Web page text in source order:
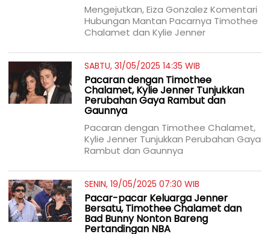
Mengejutkan, Eiza Gonzalez Komentari
Hubungan Mantan Pacarnya Timothee
Chalamet dan Kylie Jenner
SABTU, 31/05/2025 14:35 WIB
Pacaran dengan Timothee
Chalamet, Kylie Jenner Tunjukkan
Perubahan Gaya Rambut dan
Gaunnya
Pacaran dengan Timothee Chalamet,
Kylie Jenner Tunjukkan Perubahan Gaya
Rambut dan Gaunnya
SENIN, 19/05/2025 07:30 WIB
Pacar-pacar Keluarga Jenner
Bersatu, Timothee Chalamet dan
Bad Bunny Nonton Bareng
Pertandingan NBA